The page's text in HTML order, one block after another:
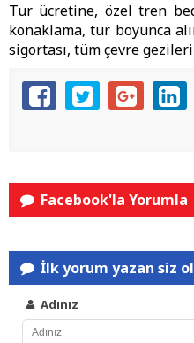
Tur ücretine, özel tren
konaklama, tur boyunca
sigortası, tüm çevre
Facebook'la Yorumla
İlk yorum yazan siz
Adınız